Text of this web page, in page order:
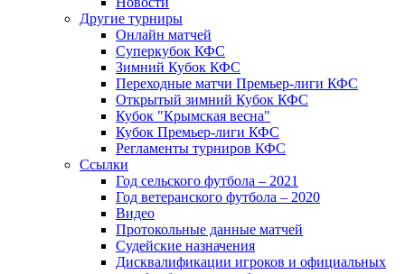
Другие турниры
Онлайн матчей
Суперкубок КФС
Зимний Кубок КФС
Переходные матчи Премьер-лиги КФС
Открытый зимний Кубок КФС
Кубок "Крымская весна"
Кубок Премьер-лиги КФС
Регламенты турниров КФС
Ссылки
Год сельского футбола – 2021
Год ветеранского футбола – 2020
Видео
Протокольные данные матчей
Судейские назначения
Дисквалификации игроков и официальных